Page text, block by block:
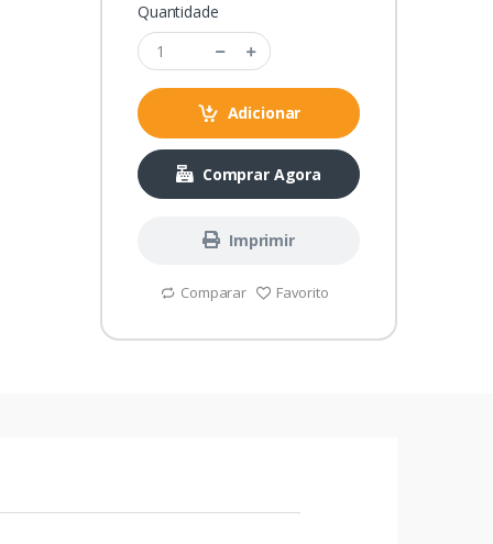
Quantidade
Adicionar
Comprar Agora
Imprimir
Comparar Favorito